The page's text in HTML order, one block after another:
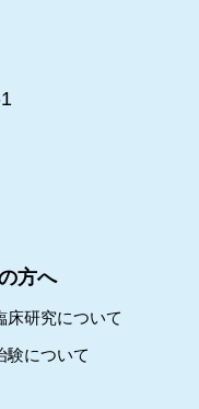
方へ
床研究について
験について